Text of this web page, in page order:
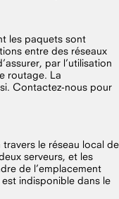
les paquets sont
entre des réseaux
par l’utilisation
routage. La
Contactez-nous pour
le réseau local de
serveurs, et les
de l’emplacement
indisponible dans le